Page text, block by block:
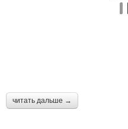
читать дальше →